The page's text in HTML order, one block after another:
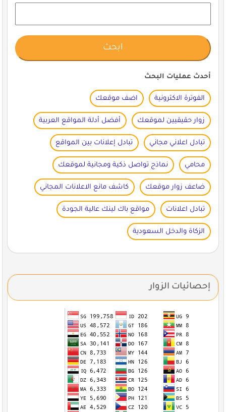
أحدث عمليات البحث
الفوترة الاكترونية اضف موقعك
زوار حقيقيين لموقعك أفضل أدلة المواقع العربية
تبادل اعلاني مجاني تبادل إعلانات بين المواقع
محامي نماذج تواصل ذكية ومجانية لموقعك
ضاعف زوار موقعك كاشف مانع الاعلانات المجاني
تبادل اعلانات مواقع باك لينك عالية الجودة
الزكاة والدخل السعودية
إحصائيات الزوار